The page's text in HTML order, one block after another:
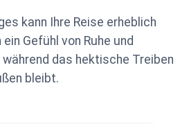
kann Ihre Reise erheblich
Gefühl von Ruhe und
während das hektische Treiben
bleibt.